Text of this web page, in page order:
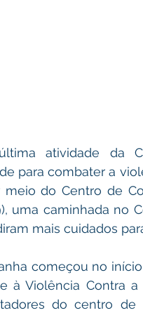
atividade da
para combater a
meio do Centro de
uma caminhada no
mais cuidados
começou no
à Violência Contra
do centro de